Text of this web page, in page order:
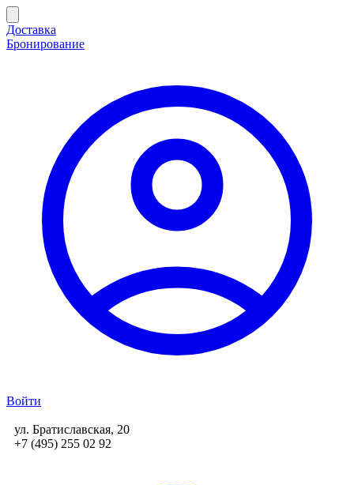
Доставка
Бронирование
Войти
ул. Братиславская, 20
+7 (495) 255 02 92